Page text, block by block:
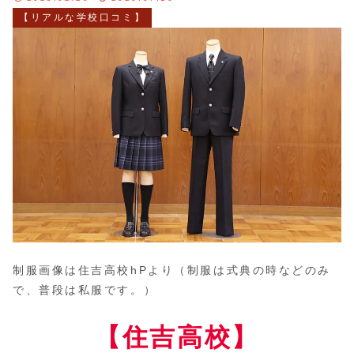
【リアルな学校口コミ】
制服画像は住吉高校hPより（制服は式典の時などのみ
で、普段は私服です。）
【住吉高校】